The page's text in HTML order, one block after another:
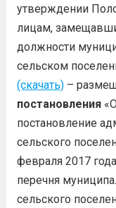
утверждении
лицам,
должности
сельском
(скачать)–
постановления
постановление
сельского
февраля 2017
перечня
сельского